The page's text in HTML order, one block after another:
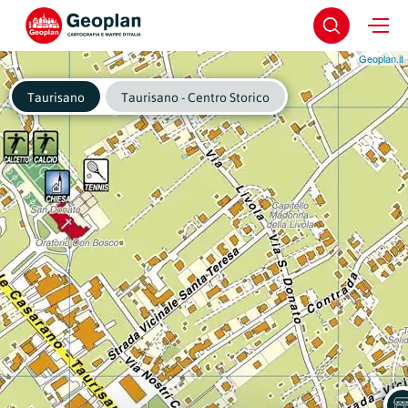
Geoplan.it
Taurisano Taurisano - Centro Storico